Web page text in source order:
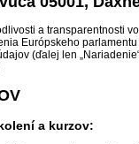
a transparentnosti
Európskeho
(ďalej len
a kurzov: